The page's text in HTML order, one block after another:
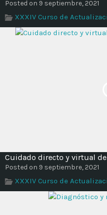
Posted on 9 septiembre, 2021
XXXIV Curso de
Cuidado directo y virtual
Posted on 9 septiembre, 2021
XXXIV Curso de